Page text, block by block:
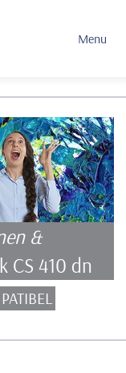
Menu
&
CS 410 dn